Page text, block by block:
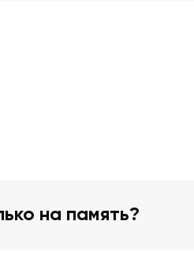
на память?